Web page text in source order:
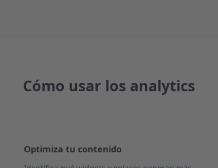
Cómo usar los analytics
Optimiza tu contenido